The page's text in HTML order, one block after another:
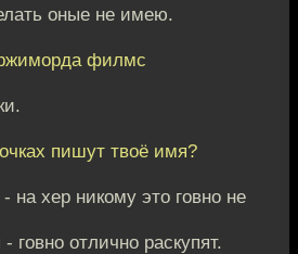
оные не имею.
филмс
пишут твоё имя?
на хер никому это говно не
говно отлично раскупят.